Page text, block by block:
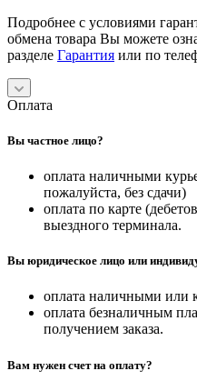
Подробнее с условиями
обмена товара Вы можете
разделе Гарантия или по
Оплата
Вы частное лицо?
оплата наличными
пожалуйста, без сдачи)
оплата по карте
выездного терминала.
Вы юридическое лицо или
оплата наличными или
оплата безналичным
получением заказа.
Вам нужен счет на оплату?